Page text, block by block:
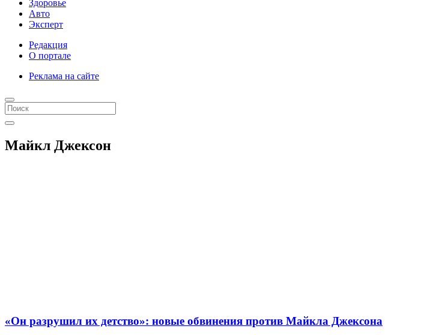
Здоровье
Авто
Эксперт
Редакция
О портале
Реклама на сайте
Майкл Джексон
«Он разрушил их детство»: новые обвинения против Майкла Джексона